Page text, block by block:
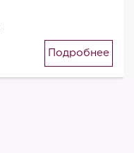
Подробнее